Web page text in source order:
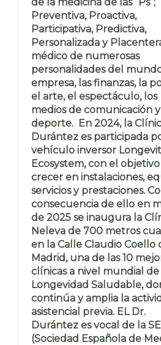
Preventiva, Proactiva,
Participativa, Predictiva,
Personalizada y
médico de numerosas
personalidades del
empresa, las finanzas, la
el arte, el espectáculo, los
medios de comunicación y
deporte. En 2024, la
Durántez es participada
vehículo inversor
Ecosystem, con el
crecer en instalaciones,
servicios y prestaciones.
consecuencia de ello en
de 2025 se inaugura la
Neleva de 700 metros
en la Calle Claudio Coello
Madrid, una de las 10
clínicas a nivel mundial de
Longevidad Saludable,
continúa y amplia la
asistencial previa. EL Dr.
Durántez es vocal de la
(Sociedad Española de